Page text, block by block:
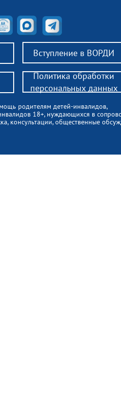
Вступление в ВОРДИ
родителям детей-инвалидов,
18+, нуждающихся в
консультации, общественные
Политика обработки
персональных данных